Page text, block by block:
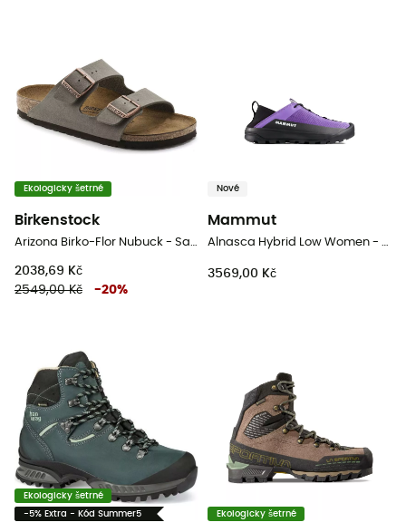
Ekologicky šetrné
Birkenstock
Arizona Birko-Flor Nubuck - Sandály
2038,69 Kč
2549,00 Kč
-20%
Nové
Mammut
Alnasca Hybrid Low Women - Dámské approach boty
3569,00 Kč
Ekologicky šetrné
-5% Extra - Kód Summer5 Ekologicky šetrné